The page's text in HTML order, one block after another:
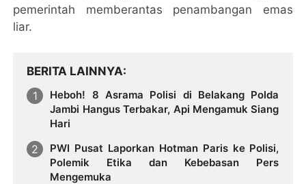
pemerintah memberantas penambangan emas
liar.
BERITA LAINNYA
Heboh! 8 Asrama Polisi di Belakang Polda
Jambi Hangus Terbakar, Api Mengamuk Siang
Hari
PWI Pusat Laporkan Hotman Paris ke Polisi,
Polemik Etika dan Kebebasan Pers
Mengemuka